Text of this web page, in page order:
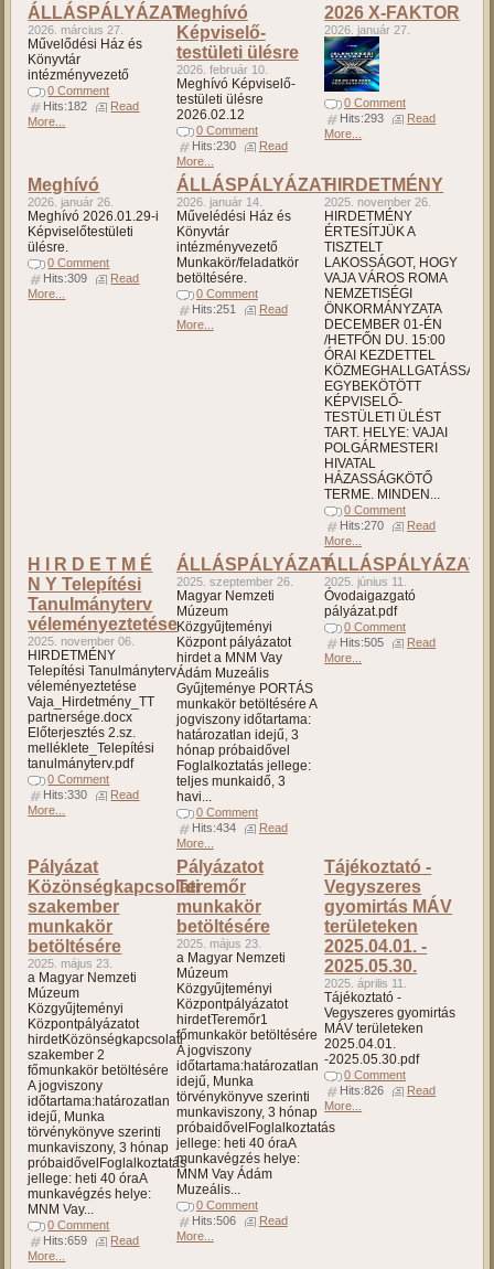
ÁLLÁSPÁLYÁZAT
2026. március 27.
Művelődési Ház és
Könyvtár
intézményvezető
0 Comment
Hits:182
Read
More...
Meghívó
Képviselő-
testületi ülésre
2026. február 10.
Meghívó Képviselő-
testületi ülésre
2026.02.12
0 Comment
Hits:230
Read
More...
2026 X-FAKTOR
2026. január 27.
0 Comment
Hits:293
Read
More...
Meghívó
2026. január 26.
Meghívó 2026.01.29-i
Képviselőtestületi
ülésre.
0 Comment
Hits:309
Read
More...
ÁLLÁSPÁLYÁZAT
2026. január 14.
Művelédési Ház és
Könyvtár
intézményvezető
Munkakör/feladatkör
betöltésére.
0 Comment
Hits:251
Read
More...
HIRDETMÉNY
2025. november 26.
HIRDETMÉNY
ÉRTESÍTJÜK A
TISZTELT
LAKOSSÁGOT, HOGY
VAJA VÁROS ROMA
NEMZETISÉGI
ÖNKORMÁNYZATA
DECEMBER 01-ÉN
/HETFŐN DU. 15:00
ÓRAI KEZDETTEL
KÖZMEGHALLGATÁSSAL
EGYBEKÖTÖTT
KÉPVISELŐ-
TESTÜLETI ÜLÉST
TART. HELYE: VAJAI
POLGÁRMESTERI
HIVATAL
HÁZASSÁGKÖTŐ
TERME. MINDEN...
0 Comment
Hits:270
Read
More...
H I R D E T M É
N Y Telepítési
Tanulmányterv
véleményeztetése
2025. november 06.
HIRDETMÉNY
Telepítési Tanulmányterv
véleményeztetése
Vaja_Hirdetmény_TT
partnersége.docx
Előterjesztés 2.sz.
melléklete_Telepítési
tanulmányterv.pdf
0 Comment
Hits:330
Read
More...
ÁLLÁSPÁLYÁZAT
2025. szeptember 26.
Magyar Nemzeti
Múzeum
Közgyűjteményi
Központ pályázatot
hirdet a MNM Vay
Ádám Muzeális
Gyűjteménye PORTÁS
munkakör betöltésére A
jogviszony időtartama:
határozatlan idejű, 3
hónap próbaidővel
Foglalkoztatás jellege:
teljes munkaidő, 3
havi...
0 Comment
Hits:434
Read
More...
ÁLLÁSPÁLYÁZAT
2025. június 11.
Óvodaigazgató
pályázat.pdf
0 Comment
Hits:505
Read
More...
Pályázat
Közönségkapcsolati
szakember
munkakör
betöltésére
2025. május 23.
a Magyar Nemzeti
Múzeum
Közgyűjteményi
Központpályázatot
hirdetKözönségkapcsolati
szakember 2
főmunkakör betöltésére
A jogviszony
időtartama:határozatlan
idejű, Munka
törvénykönyve szerinti
munkaviszony, 3 hónap
próbaidővelFoglalkoztatás
jellege: heti 40 óraA
munkavégzés helye:
MNM Vay...
0 Comment
Hits:659
Read
More...
Pályázatot
Teremőr
munkakör
betöltésére
2025. május 23.
a Magyar Nemzeti
Múzeum
Közgyűjteményi
Központpályázatot
hirdetTeremőr1
főmunkakör betöltésére
A jogviszony
időtartama:határozatlan
idejű, Munka
törvénykönyve szerinti
munkaviszony, 3 hónap
próbaidővelFoglalkoztatás
jellege: heti 40 óraA
munkavégzés helye:
MNM Vay Ádám
Muzeális...
0 Comment
Hits:506
Read
More...
Tájékoztató -
Vegyszeres
gyomirtás MÁV
területeken
2025.04.01. -
2025.05.30.
2025. április 11.
Tájékoztató -
Vegyszeres gyomirtás
MÁV területeken
2025.04.01.
-2025.05.30.pdf
0 Comment
Hits:826
Read
More...